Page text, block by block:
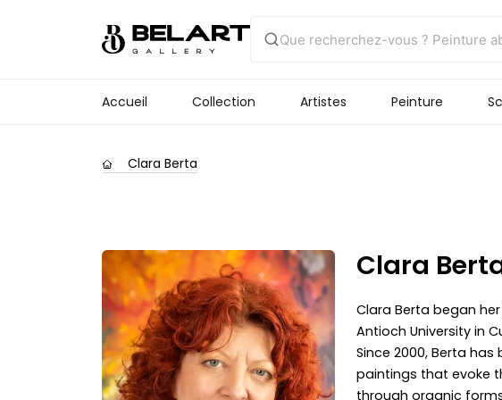
Accueil Collection Artistes Peinture
Clara Berta
Clara
Clara Berta began
Antioch University in
Since 2000, Berta
paintings that evoke
through organic